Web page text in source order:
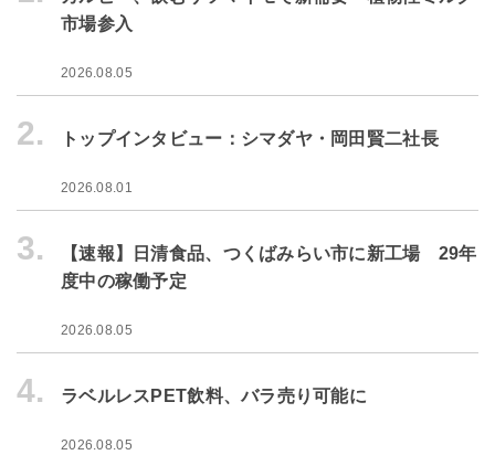
市場参入
2026.08.05
2. トップインタビュー：シマダヤ・岡田賢二社長
2026.08.01
3.
【速報】日清食品、つくばみらい市に新工場 29年
度中の稼働予定
2026.08.05
4. ラベルレスPET飲料、バラ売り可能に
2026.08.05